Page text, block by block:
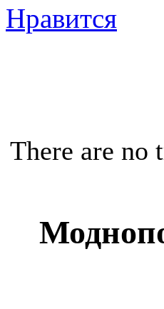
Нравится
There are no